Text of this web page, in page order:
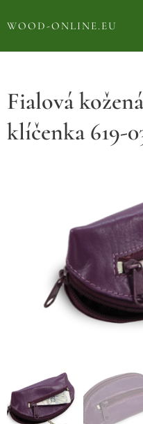
WOOD-ONLINE.EU
Fialová
klíčenka 619-